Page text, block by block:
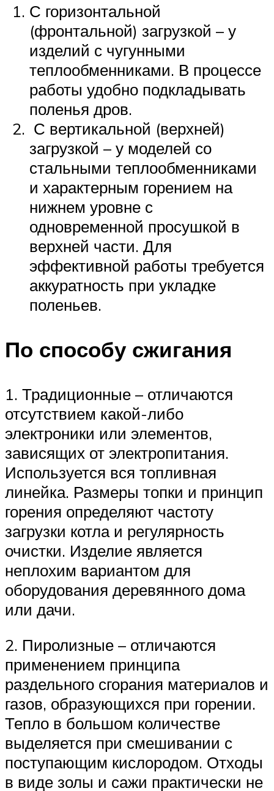
С горизонтальной
(фронтальной) загрузкой – у
изделий с чугунными
теплообменниками. В процессе
работы удобно подкладывать
поленья дров.
С вертикальной (верхней)
загрузкой – у моделей со
стальными теплообменниками
и характерным горением на
нижнем уровне с
одновременной просушкой в
верхней части. Для
эффективной работы требуется
аккуратность при укладке
поленьев.
По способу сжигания
1. Традиционные – отличаются
отсутствием какой-либо
электроники или элементов,
зависящих от электропитания.
Используется вся топливная
линейка. Размеры топки и принцип
горения определяют частоту
загрузки котла и регулярность
очистки. Изделие является
неплохим вариантом для
оборудования деревянного дома
или дачи.
2. Пиролизные – отличаются
применением принципа
раздельного сгорания материалов и
газов, образующихся при горении.
Тепло в большом количестве
выделяется при смешивании с
поступающим кислородом. Отходы
в виде золы и сажи практически не